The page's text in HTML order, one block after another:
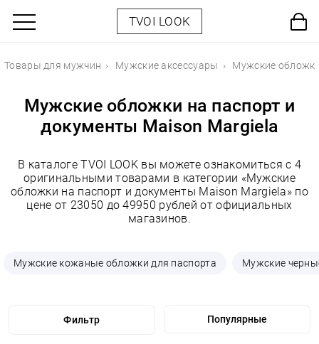
TVOI LOOK
Товары для мужчин Мужские аксессуары Мужские
Мужские обложки на паспорт и
документы Maison Margiela
В каталоге TVOI LOOK вы можете ознакомиться с 4
оригинальными товарами в категории «Мужские
обложки на паспорт и документы Maison Margiela» по
цене от 23050 до 49950 рублей от официальных
магазинов.
Мужские кожаные обложки для паспорта Мужские
Фильтр